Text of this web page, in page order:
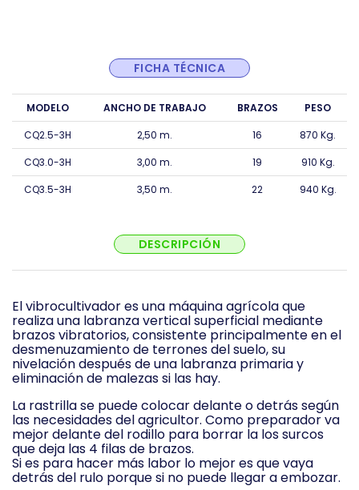
FICHA TÉCNICA
MODELO ANCHO DE TRABAJO BRAZOS
PESO
CQ2.5-3H
2,50 m. 16
870 Kg.
CQ3.0-3H
3,00 m. 19
910 Kg.
CQ3.5-3H
3,50 m. 22 940 Kg.
DESCRIPCIÓN
El vibrocultivador es una máquina agrícola que
realiza una labranza vertical superficial mediante
brazos vibratorios, consistente principalmente en el
desmenuzamiento de terrones del suelo, su
nivelación después de una labranza primaria y
eliminación de malezas si las hay.
La rastrilla se puede colocar delante o detrás según
las necesidades del agricultor. Como preparador va
mejor delante del rodillo para borrar la los surcos
que deja las 4 filas de brazos.
Si es para hacer más labor lo mejor es que vaya
detrás del rulo porque si no puede llegar a embozar.